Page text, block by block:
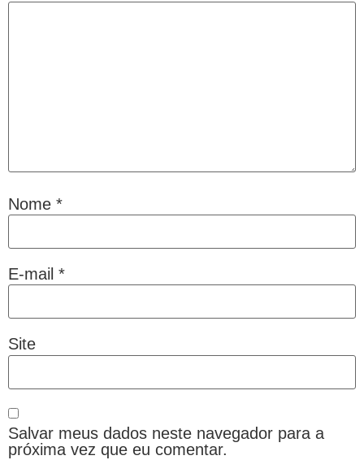
Nome *
E-mail *
Site
Salvar meus dados neste navegador para a
próxima vez que eu comentar.